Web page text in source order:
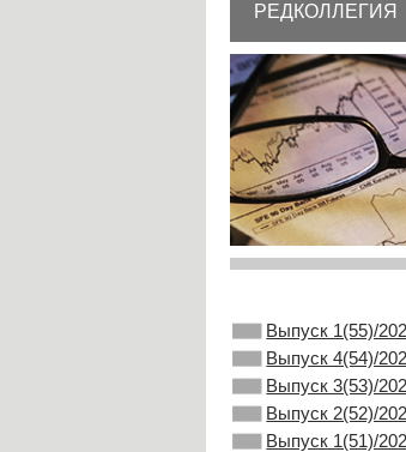
РЕДКОЛЛЕГИЯ
Выпуск 1(55)/
Выпуск 4(54)/
Выпуск 3(53)/
Выпуск 2(52)/
Выпуск 1(51)/